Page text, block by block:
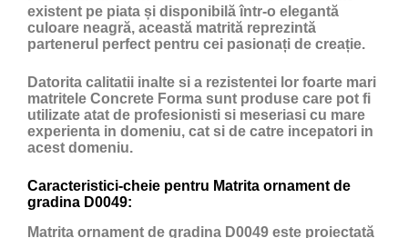
existent pe piata și disponibilă într-o elegantă
culoare neagră, această matrită reprezintă
partenerul perfect pentru cei pasionați de creație.
Datorita calitatii inalte si a rezistentei lor foarte mari
matritele Concrete Forma sunt produse care pot fi
utilizate atat de profesionisti si meseriasi cu mare
experienta in domeniu, cat si de catre incepatori in
acest domeniu.
Caracteristici-cheie pentru Matrita ornament de
gradina D0049:
Matrita ornament de gradina D0049 este proiectată